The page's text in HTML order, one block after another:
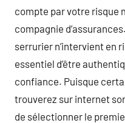
compte par votre risque
compagnie
serrurier n’intervient en
essentiel d’être
confiance. Puisque
trouverez sur internet
de sélectionner le